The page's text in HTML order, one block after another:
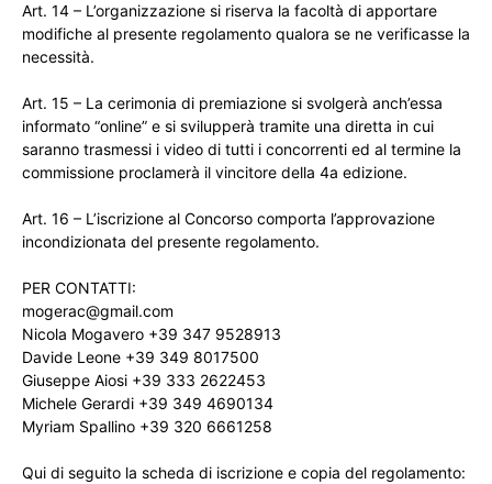
Art. 14 – L’organizzazione si riserva la facoltà di apportare
modifiche al presente regolamento qualora se ne verificasse la
necessità.
Art. 15 – La cerimonia di premiazione si svolgerà anch’essa
informato “online” e si svilupperà tramite una diretta in cui
saranno trasmessi i video di tutti i concorrenti ed al termine la
commissione proclamerà il vincitore della 4a edizione.
Art. 16 – L’iscrizione al Concorso comporta l’approvazione
incondizionata del presente regolamento.
PER CONTATTI:
mogerac@gmail.com
Nicola Mogavero +39 347 9528913
Davide Leone +39 349 8017500
Giuseppe Aiosi +39 333 2622453
Michele Gerardi +39 349 4690134
Myriam Spallino +39 320 6661258
Qui di seguito la scheda di iscrizione e copia del regolamento: